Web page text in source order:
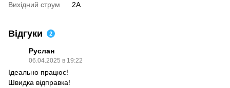
Вихідний струм
2A
Відгуки 2
Руслан
06.04.2025 в 19:22
Ідеально працює!
Швидка відправка!